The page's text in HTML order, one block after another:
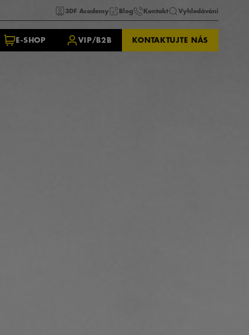
3DF Academy Blog Kontakt Vyhledávání
KONTAKTUJTE NÁS
E-SHOP VIP/B2B